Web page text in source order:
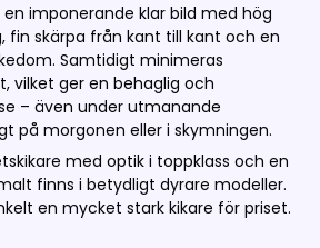
en imponerande klar bild med hög
fin skärpa från kant till kant och en
Samtidigt minimeras
vilket ger en behaglig och
– även under utmanande
på morgonen eller i skymningen.
med optik i toppklass och en
finns i betydligt dyrare modeller.
en mycket stark kikare för priset.